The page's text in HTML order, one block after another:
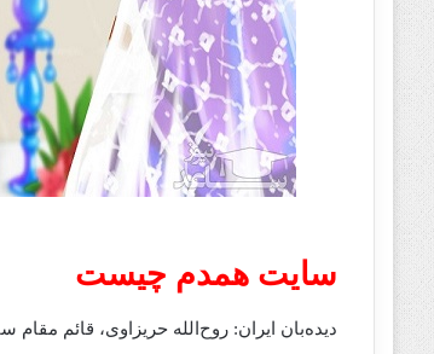
سایت همدم چیست
دیده‌بان ایران: روح‌الله حریزاوی، قائم